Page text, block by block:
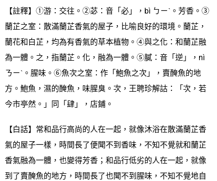
【註釋】①游：交往。②苾：音「必」，bì ㄅㄧˋ。芳香。③
蘭芷之室：散滿蘭芷香氣的屋子，比喻良好的環境。蘭芷，
蘭花和白芷，均為有香氣的草本植物。④與之化：和蘭芷融
為一體。之，指蘭芷。化，融為一體。⑤膩：音「逆」，nì
ㄋㄧˋ。腥味。⑥魚次之室：作「鮑魚之次」，賣醃魚的地
方。鮑魚，濕的醃魚，味腥臭。次，王聘珍解詁：「次，若
今市亭然。」同「肆」，店鋪。
【白話】常和品行高尚的人在一起，就像沐浴在散滿蘭芷香
氣的屋子一樣，時間長了便聞不到香味，不知不覺就和蘭芷
香氣融為一體，也變得芳香；和品行低劣的人在一起，就像
到了賣醃魚的地方，時間長了也聞不到腥味，不知不覺地自